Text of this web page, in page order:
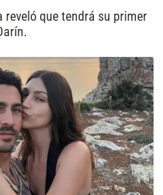
reveló que tendrá su primer